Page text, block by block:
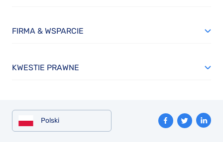
FIRMA & WSPARCIE
KWESTIE PRAWNE
Polski